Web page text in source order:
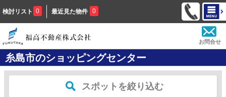
検討リスト 0 最近見た物件 0
お問合せ
糸島市のショッピングセンター
スポットを絞り込む